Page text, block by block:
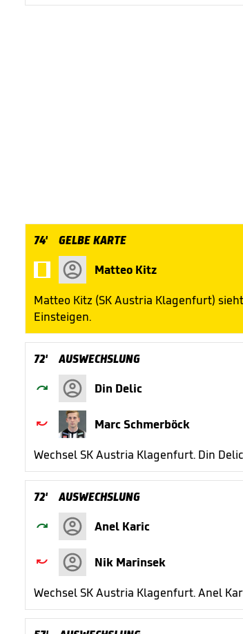
74' GELBE KARTE
Matteo Kitz
Matteo Kitz (SK Austria Klagenfurt)
Einsteigen.
72' AUSWECHSLUNG
 Din Delic

Marc Schmerböck
Wechsel SK Austria Klagenfurt. Din
72' AUSWECHSLUNG
 Anel Karic

Nik Marinsek
Wechsel SK Austria Klagenfurt. Anel